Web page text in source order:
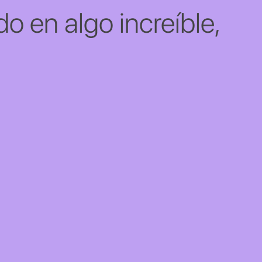
en algo increíble,